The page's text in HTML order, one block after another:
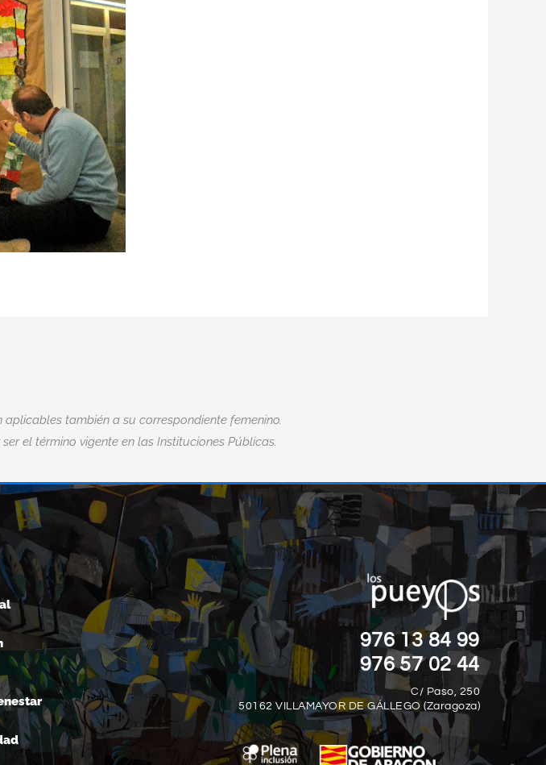
también a su correspondiente femenino.
el término vigente en las Instituciones Públicas.
MAYOR DISCAPACIDAD
DE TODAS.“
Nick Vujicic
“LA DISCAPACIDAD NO TE DEFINE,
DEFINE CÓMO HACES FRENTE A LOS
DESAFÍOS QUE LA DISCAPACIDAD
PRESENTA.”
Jim Abbott
976 13 84 99
976 57 02 44
C/ Paso, 250
50162 VILLAMAYOR DE GÁLLEGO (Zaragoza)